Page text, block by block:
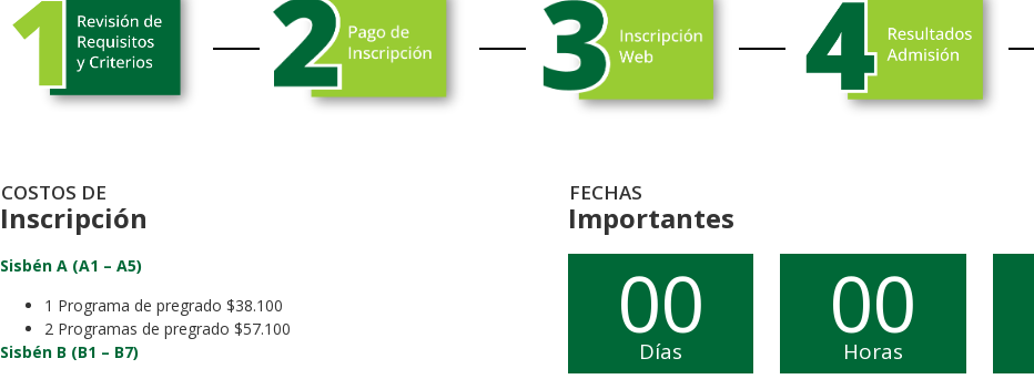
COSTOS DE
Inscripción
Sisbén A (A1 – A5)
1 Programa de pregrado $38.100
2 Programas de pregrado $57.100
Sisbén B (B1 – B7)
FECHAS
Importantes
00
Días 00
Horas